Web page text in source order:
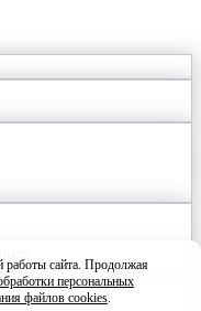
сайта. Продолжая
персональных
файлов cookies.